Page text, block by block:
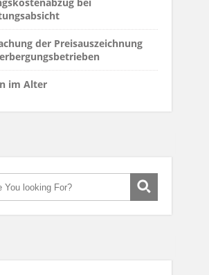
der Preisauszeichnung
im Alter